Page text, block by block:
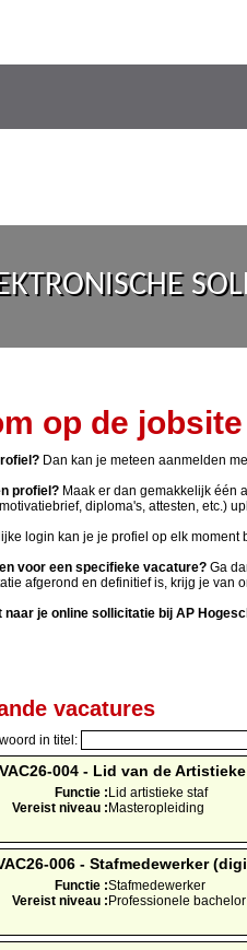
op de
Dan kan je meteen aanmelden
profiel?Maak er dan gemakkelijk één
diploma's, attesten, etc.)
login kan je je profiel op elk
voor een specifieke vacature?Ga
afgerond en definitief is, krijg je van
naar je online sollicitatie bij AP
vacatures
in titel:
004 - Lid van de
Functie : Lid artistieke staf
Vereist niveau : Masteropleiding
006 - Stafmedewerker
Functie :Stafmedewerker
Vereist niveau : Professionele bachelor